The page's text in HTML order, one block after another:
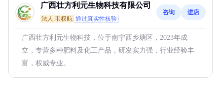
广西壮方利元生物科技有限公司
法人:韦权航 通过真实性核验
咨询 进店
广西壮方利元生物科技，位于南宁西乡塘区，2023年成
立，专营多种肥料及化工产品，研发实力强，行业经验丰
富，权威专业。